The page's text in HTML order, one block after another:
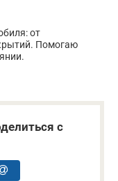
от
Помогаю
с